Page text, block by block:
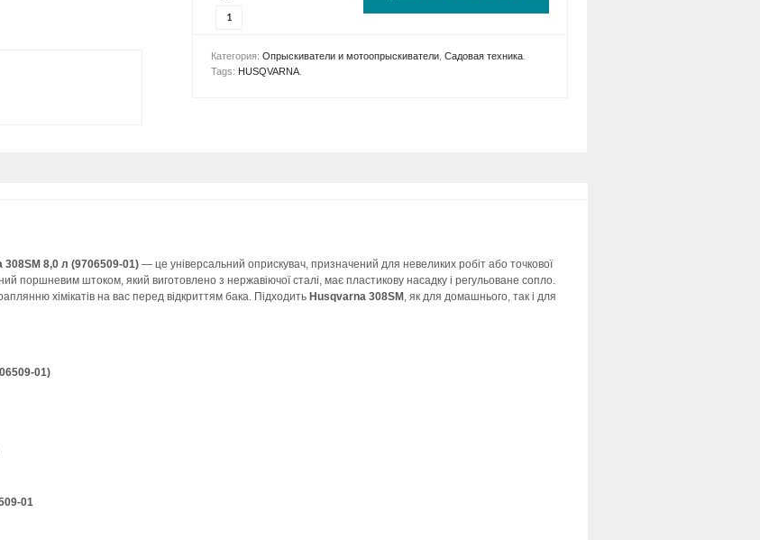
Категория: Опрыскиватели и мотоопрыскиватели Садовая техника
Tags: HUSQVARNA
8,0 л (9706509-01) — це універсальний оприскувач, призначений для невеликих робіт або точкової
поршневим штоком, який виготовлено з нержавіючої сталі, має пластикову насадку і регульоване сопло.
хімікатів на вас перед відкриттям бака. Підходить Husqvarna 308SM , як для домашнього, так і для
01)
01